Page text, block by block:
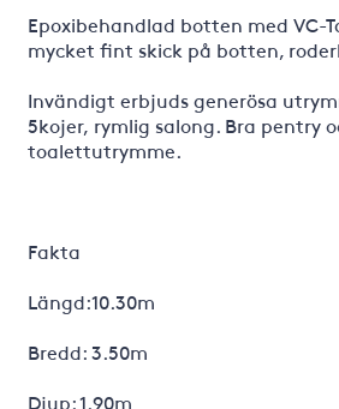
Epoxibehandlad botten med VC-
mycket fint skick på botten,
Invändigt erbjuds generösa
5kojer, rymlig salong. Bra pentry
toalettutrymme.
Fakta
Längd:10.30m
Bredd: 3.50m
Djup: 1.90m